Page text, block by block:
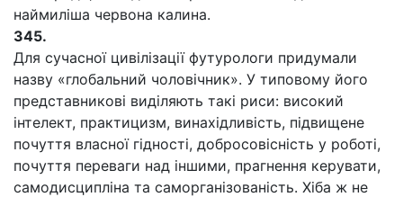
наймиліша червона калина.
345.
Для сучасної цивілізації футурологи придумали
назву «глобальний чоловічник». У типовому його
представникові виділяють такі риси: високий
інтелект, практицизм, винахідливість, підвищене
почуття власної гідності, добросовісність у роботі,
почуття переваги над іншими, прагнення керувати,
самодисципліна та саморганізованість. Хіба ж не